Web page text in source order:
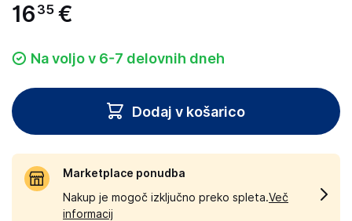
16 35 €
Na voljo v 6-7 delovnih dneh
Dodaj v košarico
Marketplace ponudba
Nakup je mogoč izključno preko spleta.Več
informacij